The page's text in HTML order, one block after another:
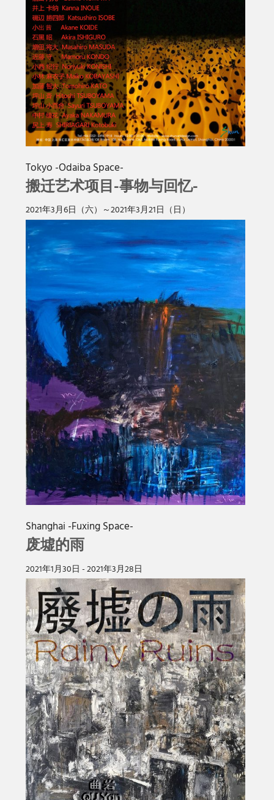
Tokyo -Odaiba Space-
搬迁艺术项目-事物与回忆-
2021年3月6日（六）～2021年3月21日（日）
Shanghai -Fuxing Space-
废墟的雨
2021年1月30日 - 2021年3月28日